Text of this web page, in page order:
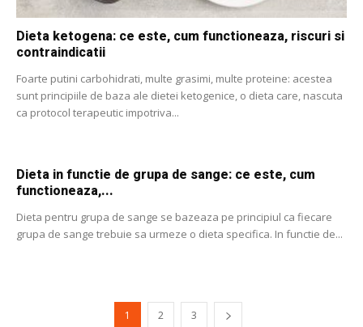
Dieta ketogena: ce este, cum functioneaza, riscuri si
contraindicatii
Foarte putini carbohidrati, multe grasimi, multe proteine: acestea
sunt principiile de baza ale dietei ketogenice, o dieta care, nascuta
ca protocol terapeutic impotriva...
Dieta in functie de grupa de sange: ce este, cum
functioneaza,...
Dieta pentru grupa de sange se bazeaza pe principiul ca fiecare
grupa de sange trebuie sa urmeze o dieta specifica. In functie de...
1 2 3